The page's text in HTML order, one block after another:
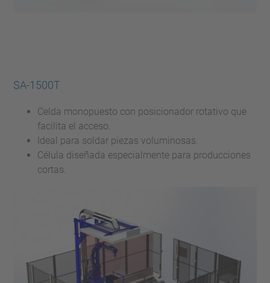
SA-1500T
Celda monopuesto con posicionador rotativo que
facilita el acceso.
Ideal para soldar piezas voluminosas.
Célula diseñada especialmente para producciones
cortas.